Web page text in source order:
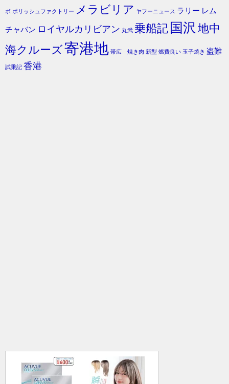
ボ ポリッシュファクトリー メラビリア ヤフーニュース ラリー レム
チャバン ロイヤルカリビアン 丸武 乗船記 国沢 地中
海クルーズ寄港地 帯広 焼き肉 新型 燃費良い 玉子焼き 盗難
試乗記 香港